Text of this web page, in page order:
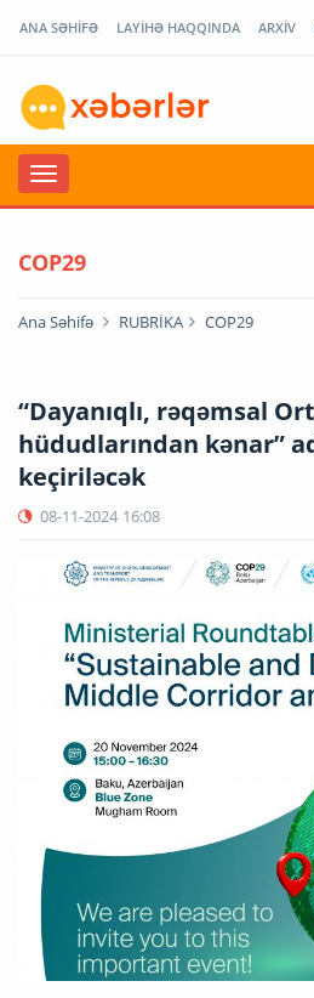
ANA SƏHİFƏ LAYİHƏ HAQQINDA ARXİV
COP29
Ana Səhifə RUBRİKA COP29
“Dayanıqlı, rəqəmsal
hüdudlarından kənar”
keçiriləcək
08-11-2024 16:08